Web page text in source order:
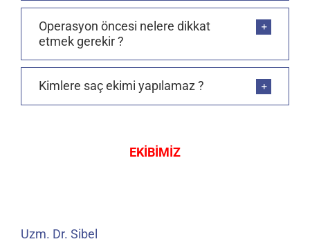
Operasyon öncesi nelere dikkat
etmek gerekir ?
Kimlere saç ekimi yapılamaz ?
EKİBİMİZ
Uzm. Dr. Sibel